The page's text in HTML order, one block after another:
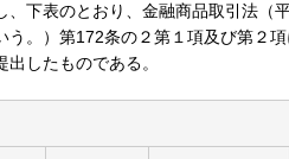
下表のとおり、金融商品取引法（
。）第172条の２第１項及び第２
したものである。